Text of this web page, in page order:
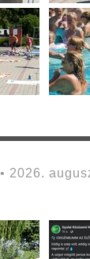
2026.